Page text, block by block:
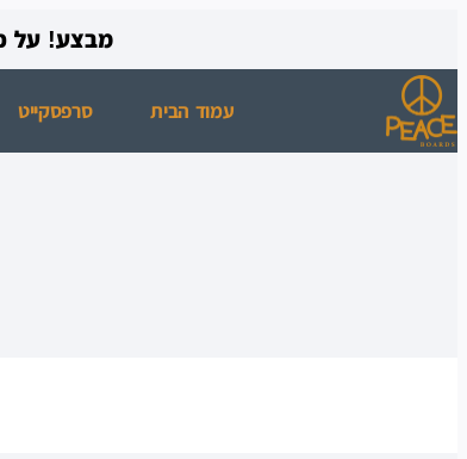
מבצע! על כל רכישת
עמוד הבית סרפסקייט